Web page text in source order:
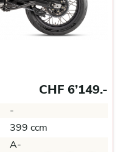
CHF 6’149.-
-
399 ccm
A-